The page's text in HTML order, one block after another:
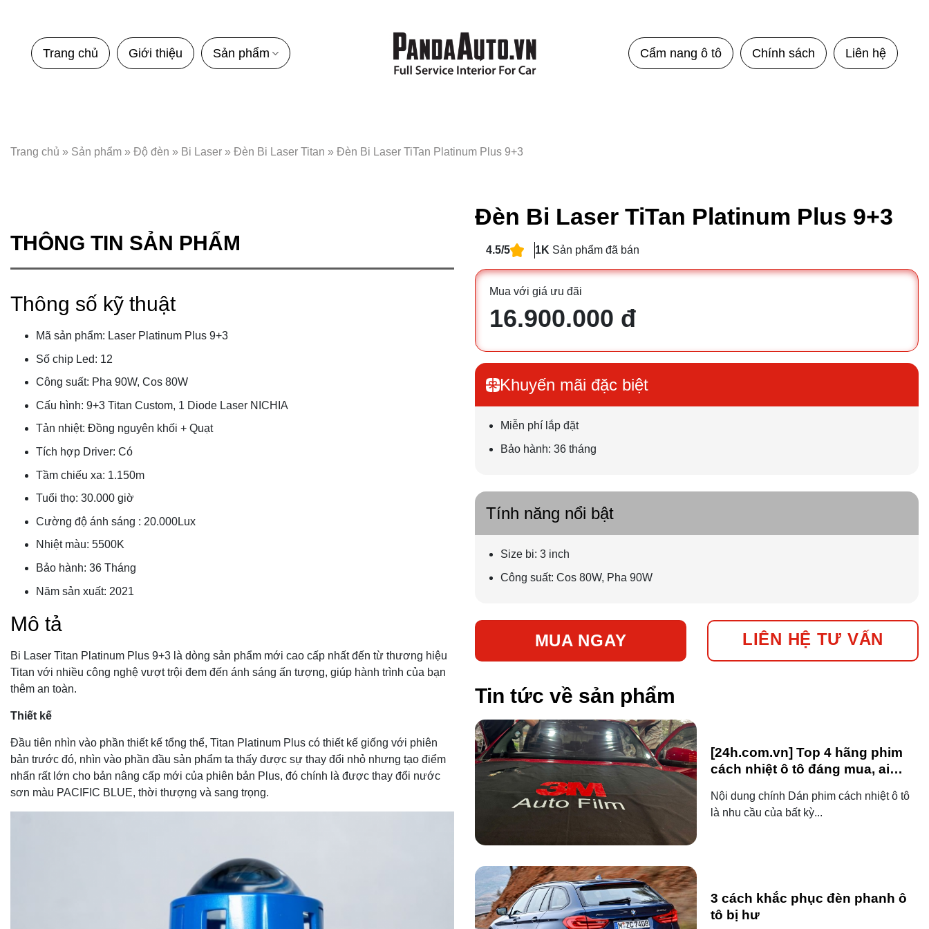
Trang chủ Giới thiệu Sản phẩm Cẩm nang ô tô Chính sách Liên hệ
Trang chủ » Sản phẩm » Độ đèn » Bi Laser » Đèn Bi Laser Titan » Đèn Bi Laser TiTan Platinum Plus 9+3
THÔNG TIN SẢN PHẨM
Thông số kỹ thuật
Mã sản phẩm: Laser Platinum Plus 9+3
Số chip Led: 12
Công suất: Pha 90W, Cos 80W
Cấu hình: 9+3 Titan Custom, 1 Diode Laser NICHIA
Tản nhiệt: Đồng nguyên khối + Quạt
Tích hợp Driver: Có
Tầm chiếu xa: 1.150m
Tuổi thọ: 30.000 giờ
Cường độ ánh sáng : 20.000Lux
Nhiệt màu: 5500K
Bảo hành: 36 Tháng
Năm sản xuất: 2021
Mô tả
Bi Laser Titan Platinum Plus 9+3 là dòng sản phẩm mới cao cấp nhất đến từ thương hiệu
Titan với nhiều công nghệ vượt trội đem đến ánh sáng ấn tượng, giúp hành trình của bạn
thêm an toàn.
Thiết kế
Đầu tiên nhìn vào phần thiết kế tổng thể, Titan Platinum Plus có thiết kế giống với phiên
bản trước đó, nhìn vào phần đầu sản phẩm ta thấy được sự thay đổi nhỏ nhưng tạo điểm
nhấn rất lớn cho bản nâng cấp mới của phiên bản Plus, đó chính là được thay đổi nước
sơn màu PACIFIC BLUE, thời thượng và sang trọng.
Đèn Bi Laser TiTan Platinum Plus 9+3
4.5/5 1K Sản phẩm đã bán
Mua với giá ưu đãi
16.900.000 đ
Khuyến mãi đặc biệt
Miễn phí lắp đặt
Bảo hành: 36 tháng
Tính năng nổi bật
Size bi: 3 inch
Công suất: Cos 80W, Pha 90W
MUA NGAY LIÊN HỆ TƯ VẤN
Tin tức về sản phẩm
[24h.com.vn] Top 4 hãng phim
cách nhiệt ô tô đáng mua, ai
Nội dung chính Dán phim cách nhiệt ô tô
là nhu cầu của bất kỳ...
3 cách khắc phục đèn phanh ô
tô bị hư